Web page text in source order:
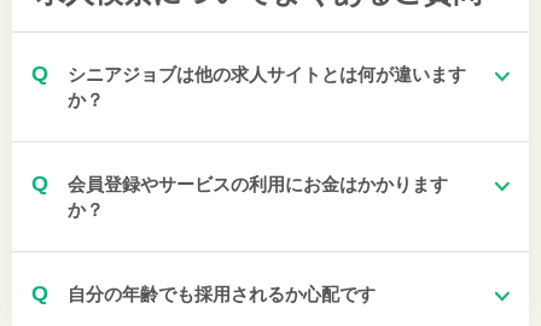
Q
シニアジョブは他の求人サイトとは何が違います
か？
Q
会員登録やサービスの利用にお金はかかります
か？
Q 自分の年齢でも採用されるか心配です